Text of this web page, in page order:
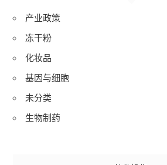
产业政策
冻干粉
化妆品
基因与细胞
未分类
生物制药